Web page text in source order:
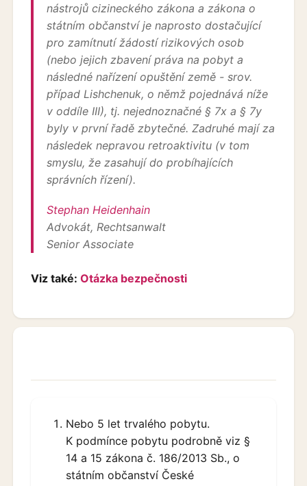
nástrojů cizineckého zákona a zákona o
státním občanství je naprosto dostačující
pro zamítnutí žádostí rizikových osob
(nebo jejich zbavení práva na pobyt a
následné nařízení opuštění země - srov.
případ Lishchenuk, o němž pojednává níže
v oddíle III), tj. nejednoznačné § 7x a § 7y
byly v první řadě zbytečné. Zadruhé mají za
následek nepravou retroaktivitu (v tom
smyslu, že zasahují do probíhajících
správních řízení).
Stephan Heidenhain
Advokát, Rechtsanwalt
Senior Associate
Viz také: Otázka bezpečnosti
Nebo 5 let trvalého pobytu.
K podmínce pobytu podrobně viz §
14 a 15 zákona č. 186/2013 Sb., o
státním občanství České